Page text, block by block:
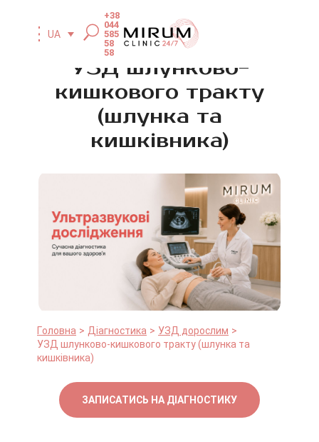
UA
+38
044
585
58
58
УЗД шлунково-
кишкового тракту
(шлунка та
кишківника)
Головна Діагностика
УЗД дорослим
УЗД шлунково-кишкового тракту (шлунка та
кишківника)
ЗАПИСАТИСЬ НА ДІАГНОСТИКУ